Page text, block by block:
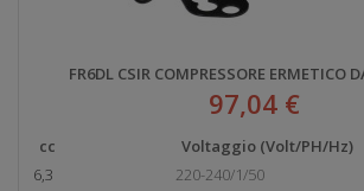
FR6DL CSIR COMPRESSORE ERMETICO
97,04 €
cc Voltaggio (Volt/PH/Hz)
6,3
220-240/1/50